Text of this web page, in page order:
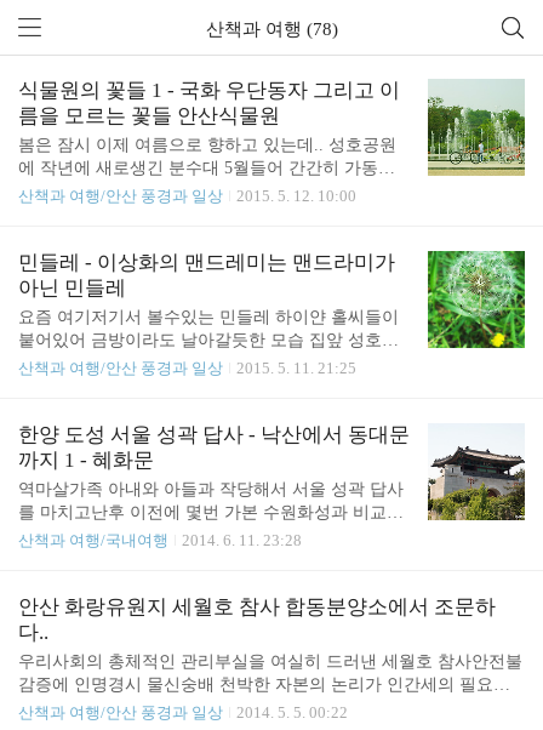
산책과 여행 (78)
식물원의 꽃들 1 - 국화 우단동자 그리고 이
름을 모르는 꽃들 안산식물원
봄은 잠시 이제 여름으로 향하고 있는데.. 성호공원
에 작년에 새로생긴 분수대 5월들어 간간히 가동되
기시작하면서 동네 악동들은 신남 걸음마를 바로뗀
모인 아이들.. 안산 식물원에서 만난 꽃들.. DSLR을
한참 작업중인 아내에게 빼앗겨(?) 갤럭시 S4줌으로
촬영한 녀석들.. 간만에 식물원에서 꽃을 만나니 마
음이 힐링되는듯.. 국화과의 꽃들.. 꽃이름들을 자세
히 못봄 아래는 우단동자
산책과 여행/안산 풍경과 일상 2015. 5. 12. 10:00
민들레 - 이상화의 맨드레미는 맨드라미가
아닌 민들레
요즘 여기저기서 볼수있는 민들레 하이얀 홀씨들이
붙어있어 금방이라도 날아갈듯한 모습 집앞 성호공
원 산책하다 만난 녀석은 깍쟁이처럼 아직 하나도 날
는 세분중에 이육사 윤동주와 더불어 상화(尙火) 이
상화 시인이 개벽지에 발표한 빼앗긴 들에도 봄은 오
는가에 나오는 맨드레미는 우리가 알고있는 맨드라
미를 지칭하는게 아니라 민들레의 경상도 지방의 사
투리 아무곳에서나 투박하게 피어나는 민들레의 질
긴 생명력을 내포하고 있는데... 현재 우리나라에 많
깊은 산속에서나 만날수 있다고 합니다. 구분법은 서
양민들레는 총포엽이 뒤로 금방 젖혀지는데 재래종
은 잘접히지 않고 서양에서..
산책과 여행/안산 풍경과 일상 2015. 5. 11. 21:25
한양 도성 서울 성곽 답사 - 낙산에서 동대문
까지 1 - 혜화문
역마살가족 아내와 아들과 작당해서 서울 성곽 답사
를 마치고난후 이전에 몇번 가본 수원화성과 비교해
보게 되었다. 수원화성은 개인적으로 어릴때 매일 뛰
이긴하지만 상대적으로 축성 시기가 오래되지 않았
고 한양도성이나 남한산성같이 그때그때의 필요성보
다 처음부터 세밀하게 기획이되었고 건축당시의 기
록물이 매우 충실하기에 복원도 굉장히 수월했겠지
만 육백년의 역사와 더불어 실제로 사용했던 조선시
대의 서울성곽은 보존과 복원이 꽤잘된 남한산성과
산책과 여행/국내여행 2014. 6. 11. 23:28
안산 화랑유원지 세월호 참사 합동분양소에서 조문하
다..
우리사회의 총체적인 관리부실을 여실히 드러낸 세월호 참사안전불
감증에 인명경시 물신숭배 천박한 자본의 논리가 인간세의 필요성
을 넘어서서 인간성을 집어삼킬만큼 거대한 모습을 세세하게 드러
산책과 여행/안산 풍경과 일상 2014. 5. 5. 00:22